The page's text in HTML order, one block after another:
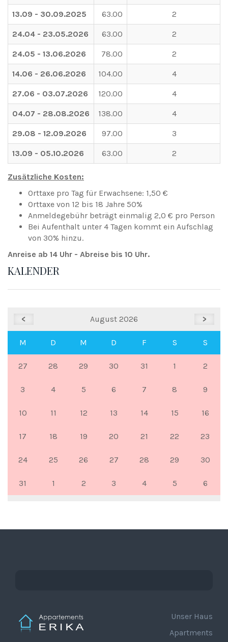
13.09 - 30.09.2025 63.00 2
24.04 - 23.05.2026 63.00 2
24.05 - 13.06.2026 78.00 2
14.06 - 26.06.2026 104.00 4
27.06 - 03.07.2026 120.00 4
04.07 - 28.08.2026 138.00 4
29.08 - 12.09.2026 97.00 3
13.09 - 05.10.2026 63.00 2
Zusätzliche Kosten:
Orttaxe pro Tag für Erwachsene: 1,50 €
Orttaxe von 12 bis 18 Jahre 50%
Anmeldegebühr beträgt einmalig 2,0 € pro Person
Bei Aufenthalt unter 4 Tagen kommt ein Aufschlag
von 30% hinzu.
Anreise ab 14 Uhr - Abreise bis 10 Uhr.
KALENDER
< August 2026 >
M D M D F S S
27 28 29 30 31 1 2
3 4 5 6 7 8 9
10 11 12 13 14 15 16
17 18 19 20 21 22 23
24 25 26 27 28 29 30
31 1 2 3 4 5 6
Unser Haus
Apartments